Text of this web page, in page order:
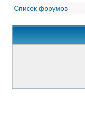
Список форумов